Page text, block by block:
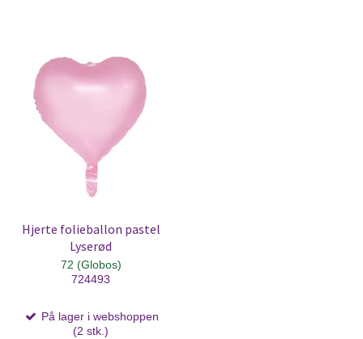
Hjerte folieballon pastel
Lyserød
72 (Globos)
724493
På lager i webshoppen
(2 stk.)